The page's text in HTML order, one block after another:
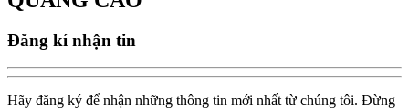
Đăng kí nhận tin
Hãy đăng ký để nhận những thông tin mới nhất từ chúng tôi. Đừng